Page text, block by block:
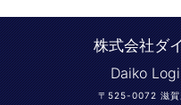
株式会社ダ
Daiko
〒525-0072 滋賀